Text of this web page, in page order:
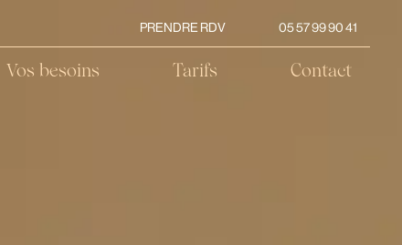
PRENDRE RDV 05 57 99 90 41
Vos besoins Tarifs Contact